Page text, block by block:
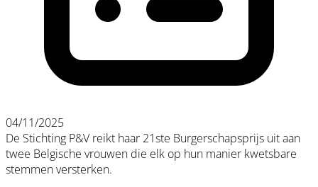
04/11/2025
De Stichting P&V reikt haar 21ste Burgerschapsprijs uit aan
twee Belgische vrouwen die elk op hun manier kwetsbare
stemmen versterken.